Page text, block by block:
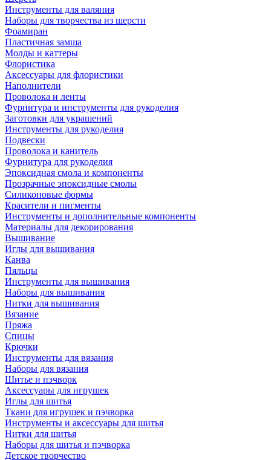
Инструменты для валяния
Наборы для творчества из шерсти
Фоамиран
Пластичная замша
Молды и каттеры
Флористика
Аксессуары для флористики
Наполнители
Проволока и ленты
Фурнитура и инструменты для рукоделия
Заготовки для украшений
Инструменты для рукоделия
Подвески
Проволока и канитель
Фурнитура для рукоделия
Эпоксидная смола и компоненты
Прозрачные эпоксидные смолы
Силиконовые формы
Красители и пигменты
Инструменты и дополнительные компоненты
Материалы для декорирования
Вышивание
Иглы для вышивания
Канва
Пяльцы
Инструменты для вышивания
Наборы для вышивания
Нитки для вышивания
Вязание
Пряжа
Спицы
Крючки
Инструменты для вязания
Наборы для вязания
Шитье и пэчворк
Аксессуары для игрушек
Иглы для шитья
Ткани для игрушек и пэчворка
Инструменты и аксессуары для шитья
Нитки для шитья
Наборы для шитья и пэчворка
Детское творчество